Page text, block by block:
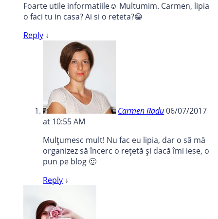
Foarte utile informatiile☺ Multumim. Carmen, lipia
o faci tu in casa? Ai si o reteta?😁
Reply ↓
Carmen Radu06/07/2017
at 10:55 AM
Mulțumesc mult! Nu fac eu lipia, dar o să mă
organizez să încerc o rețetă și dacă îmi iese, o
pun pe blog 🙂
Reply ↓